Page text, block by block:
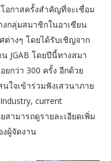
อกาสครั้งสำคัญที่จะเชื่อม
กลุ่มสมาชิกในอาเซียน
างๆ โดยได้รับเชิญจาก
JGAB โดยปีนี้ทางสมา
ยกว่า 300 ครั้ง อีกด้วย
ใจเข้าร่วมฟังเสวนาภาย
current
ามารถดูรายละเอียดเพิ่ม
งผู้จัดงาน